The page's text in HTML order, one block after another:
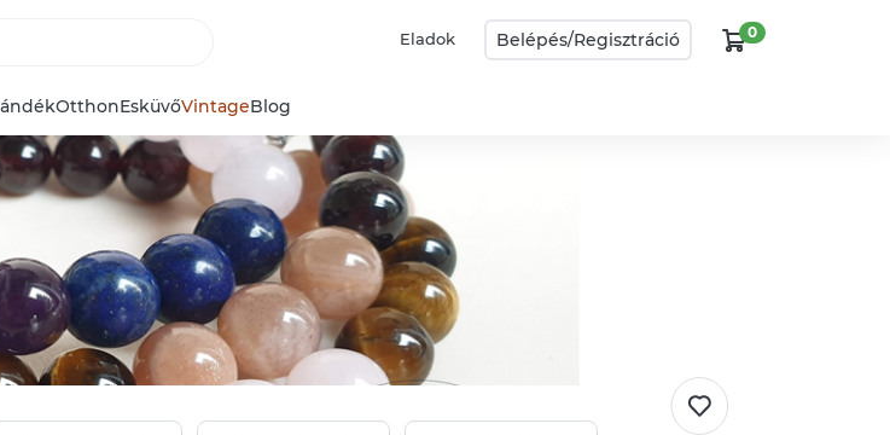
Eladok Belépés/Regisztráció 0
OtthonEsküvőVintageBlog